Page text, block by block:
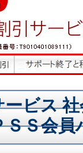
ビス 社
ＳＳ会